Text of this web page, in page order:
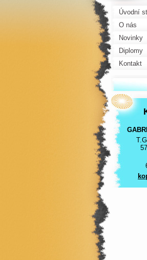
Úvodní
O nás
Novinky
Diplomy
Kontakt